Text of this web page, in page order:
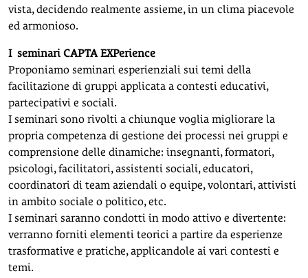
vista, decidendo realmente assieme, in un clima piacevole
ed armonioso.
I seminari CAPTA EXPerience
Proponiamo seminari esperienziali sui temi della
facilitazione di gruppi applicata a contesti educativi,
partecipativi e sociali.
I seminari sono rivolti a chiunque voglia migliorare la
propria competenza di gestione dei processi nei gruppi e
comprensione delle dinamiche: insegnanti, formatori,
psicologi, facilitatori, assistenti sociali, educatori,
coordinatori di team aziendali o equipe, volontari, attivisti
in ambito sociale o politico, etc.
I seminari saranno condotti in modo attivo e divertente:
verranno forniti elementi teorici a partire da esperienze
trasformative e pratiche, applicandole ai vari contesti e
temi.